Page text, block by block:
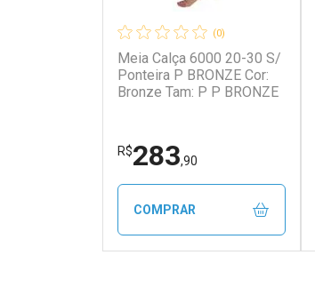
(0)
Meia Calça 6000 20-30 S/
Ponteira P BRONZE Cor:
Bronze Tam: P P BRONZE
R$283,90
COMPRAR